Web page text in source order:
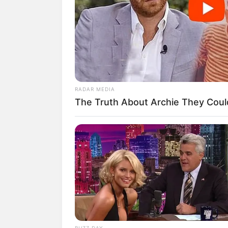
Saat ini siapa yang tak mengenal
dinobatkan sebagai orang terkaya di
Meski posisinya harus tergeser oleh
kekayaan Bill Gates tetap dinyatakan
Disamping kesuksesannya sebagai
yang hangat terhadap keluarga.
Sorotan publik pun tak luput terhadap
putri sulung dari bos Microsoft ini,
Menjadi anak orang terkaya dunia
Mau tahu lebih banyak tentang putri
selalu tampil menarik berikut ini.
Baca juga:10 Potret Manis Jessica
RADAR MEDIA
The Truth About Archie They